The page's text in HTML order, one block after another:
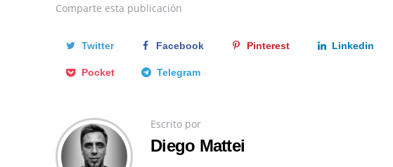
Comparte esta publicación
Twitter Facebook Pinterest Linkedin
Pocket Telegram
Escrito por
Diego Mattei